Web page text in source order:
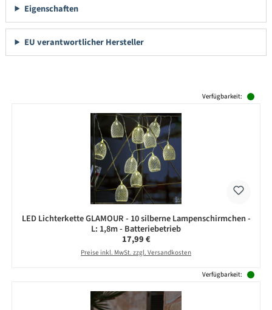
Eigenschaften
EU verantwortlicher Hersteller
Verfügbarkeit:
LED Lichterkette GLAMOUR - 10 silberne Lampenschirmchen -
L: 1,8m - Batteriebetrieb
Regulärer Preis:
17,99 €
Preise inkl. MwSt. zzgl. Versandkosten
Verfügbarkeit: